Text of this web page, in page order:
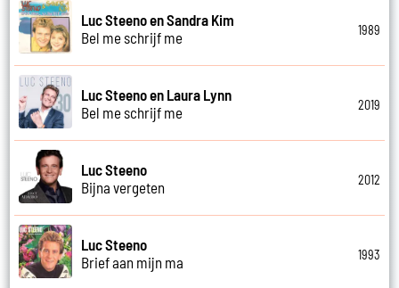
Luc Steeno en Sandra Kim
Bel me schrijf me
1989
Luc Steeno en Laura Lynn
Bel me schrijf me
2019
Luc Steeno
Bijna vergeten
2012
Luc Steeno
Brief aan mijn ma
1993